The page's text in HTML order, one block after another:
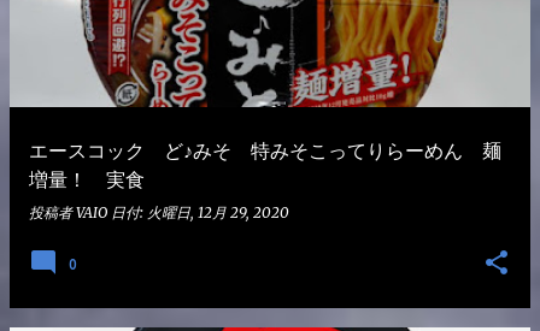
エースコック ど♪みそ 特みそこってりらーめん 麺
増量！ 実食
投稿者VAIO 日付: 火曜日, 12月 29, 2020
0